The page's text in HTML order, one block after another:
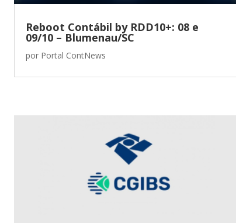
Reboot Contábil by RDD10+: 08 e
09/10 – Blumenau/SC
por Portal ContNews